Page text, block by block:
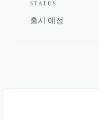
STATUS
출시 예정